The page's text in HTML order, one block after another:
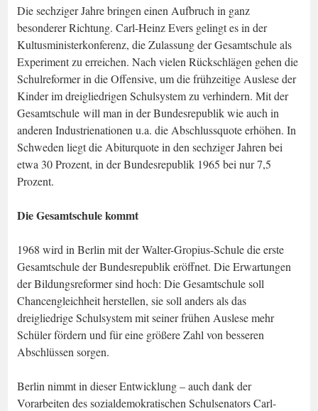
Die sechziger Jahre bringen einen Aufbruch in ganz
besonderer Richtung. Carl-Heinz Evers gelingt es in der
Kultusministerkonferenz, die Zulassung der Gesamtschule als
Experiment zu erreichen. Nach vielen Rückschlägen gehen die
Schulreformer in die Offensive, um die frühzeitige Auslese der
Kinder im dreigliedrigen Schulsystem zu verhindern. Mit der
Gesamtschule will man in der Bundesrepublik wie auch in
anderen Industrienationen u.a. die Abschlussquote erhöhen. In
Schweden liegt die Abiturquote in den sechziger Jahren bei
etwa 30 Prozent, in der Bundesrepublik 1965 bei nur 7,5
Prozent.
Die Gesamtschule kommt
1968 wird in Berlin mit der Walter-Gropius-Schule die erste
Gesamtschule der Bundesrepublik eröffnet. Die Erwartungen
der Bildungsreformer sind hoch: Die Gesamtschule soll
Chancengleichheit herstellen, sie soll anders als das
dreigliedrige Schulsystem mit seiner frühen Auslese mehr
Schüler fördern und für eine größere Zahl von besseren
Abschlüssen sorgen.
Berlin nimmt in dieser Entwicklung – auch dank der
Vorarbeiten des sozialdemokratischen Schulsenators Carl-